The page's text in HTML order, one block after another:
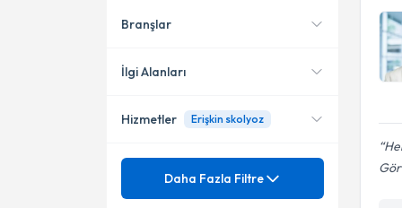
Muratpaşa
Kepez
Konumuma yakın uzmanları
Branşlar
Fiziksel Tıp ve Rehabilitasyon
İlgi Alanları
Adale Romatizması
Hizmetler Erişkin skolyoz
Mezuniyet
Daha Fazla Filtre